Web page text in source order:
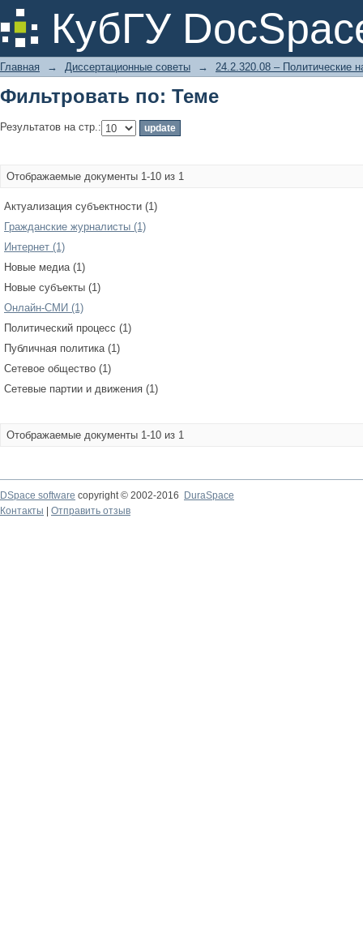
КубГУ
Фильтровать по: Теме
Главная → Диссертационные советы → 24.2.320.08 – Политические
Фильтровать по: Теме
Результатов на стр.:
Отображаемые документы 1-10 из 1
Актуализация субъектности (1)
Гражданские журналисты (1)
Интернет (1)
Новые медиа (1)
Новые субъекты (1)
Онлайн-СМИ (1)
Политический процесс (1)
Публичная политика (1)
Сетевое общество (1)
Сетевые партии и движения (1)
Отображаемые документы 1-10 из 1
DSpace software copyright © 2002-2016
DuraSpace
Контакты
Отправить отзыв